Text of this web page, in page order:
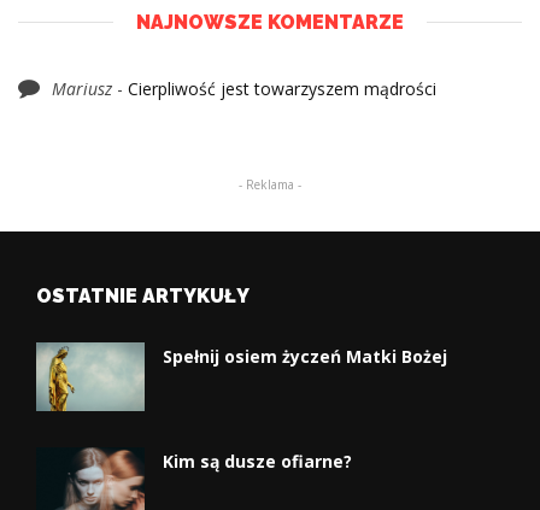
NAJNOWSZE KOMENTARZE
Mariusz - Cierpliwość jest towarzyszem mądrości
- Reklama -
OSTATNIE ARTYKUŁY
Spełnij osiem życzeń Matki Bożej
Kim są dusze ofiarne?